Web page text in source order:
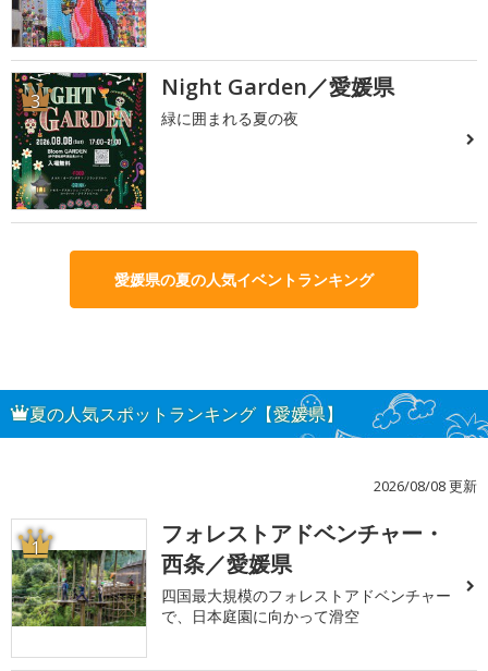
3 Night Garden／愛媛県
緑に囲まれる夏の夜
愛媛県の夏の人気イベントランキング
夏の人気スポットランキング【愛媛県】
2026/08/08 更新
1
フォレストアドベンチャー・
西条／愛媛県
四国最大規模のフォレストアドベンチャー
で、日本庭園に向かって滑空